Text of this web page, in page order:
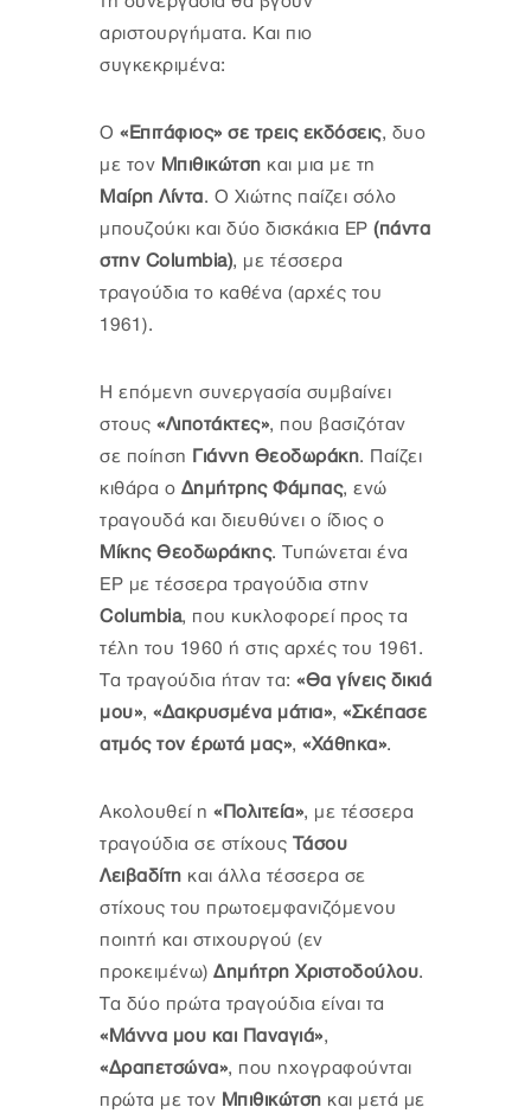
αριστουργήματα. Και πιο
συγκεκριμένα:
Ο «Επιτάφιος» σε τρεις εκδόσεις, δυο
με τον Μπιθικώτση και μια με τη
Μαίρη Λίντα. Ο Χιώτης παίζει σόλο
μπουζούκι και δύο δισκάκια EP (πάντα
στην Columbia), με τέσσερα
τραγούδια το καθένα (αρχές του
1961).
Η επόμενη συνεργασία συμβαίνει
στους «Λιποτάκτες», που βασιζόταν
σε ποίηση Γιάννη Θεοδωράκη. Παίζει
κιθάρα ο Δημήτρης Φάμπας, ενώ
τραγουδά και διευθύνει ο ίδιος ο
Μίκης Θεοδωράκης. Τυπώνεται ένα
EP με τέσσερα τραγούδια στην
Columbia, που κυκλοφορεί προς τα
τέλη του 1960 ή στις αρχές του 1961.
Τα τραγούδια ήταν τα: «Θα γίνεις δικιά
μου», «Δακρυσμένα μάτια», «Σκέπασε
ατμός τον έρωτά μας», «Χάθηκα».
Ακολουθεί η «Πολιτεία», με τέσσερα
τραγούδια σε στίχους Τάσου
Λειβαδίτη και άλλα τέσσερα σε
στίχους του πρωτοεμφανιζόμενου
ποιητή και στιχουργού (εν
προκειμένω) Δημήτρη Χριστοδούλου.
Τα δύο πρώτα τραγούδια είναι τα
«Μάννα μου και Παναγιά»,
«Δραπετσώνα», που ηχογραφούνται
πρώτα με τον Μπιθικώτση και μετά με